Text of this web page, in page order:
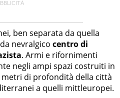
ben separata da quella
nevralgico centro di
. Armi e rifornimenti
negli ampi spazi costruiti in
di profondità della città
a quelli mittleuropei.